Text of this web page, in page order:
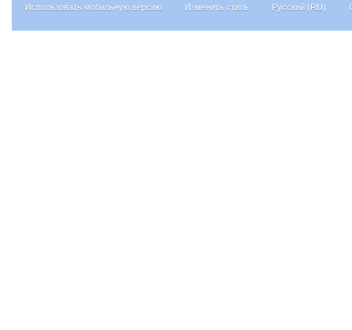
Использовать мобильную версию Изменить стиль Русский (RU)